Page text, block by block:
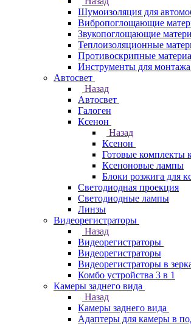
Шумоизоляция для
Вибропоглощающие
Звукопоглощающие
Теплоизоляционные
Противоскрипные
Инструменты для
Автосвет
Назад
Автосвет
Галоген
Ксенон
Назад
Ксенон
Готовые комплекты
Ксеноновые лампы
Блоки розжига для
Светодиодная проекция
Светодиодные лампы
Линзы
Видеорегистраторы
Назад
Видеорегистраторы
Видеорегистраторы
Видеорегистраторы в
Комбо устройства 3 в 1
Камеры заднего вида
Назад
Камеры заднего вида
Адаптеры для камеры в